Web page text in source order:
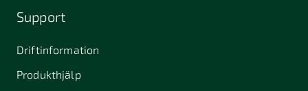
Support
Driftinformation
Produkthjälp